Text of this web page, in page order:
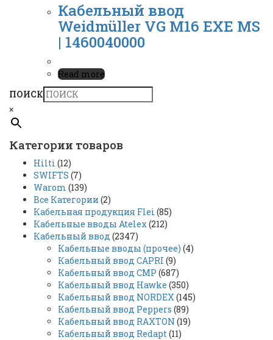
Кабельный ввод
Weidmüller VG M16 EXE MS
| 1460040000
Read more
ПОИСК
×
Категории товаров
Hilti (12)
SWIFTS (7)
Warom (139)
Все Категории (2)
Кабельная продукция Flei (85)
Кабельные вводы Atelex(212)
Кабельный ввод (2347)
Кабельные вводы (прочее) (4)
Кабельный ввод CAPRI (9)
Кабельный ввод CMP (687)
Кабельный ввод Hawke (350)
Кабельный ввод NORDEX(145)
Кабельный ввод Peppers (89)
Кабельный ввод RAXTON (19)
Кабельный ввод Redapt(11)